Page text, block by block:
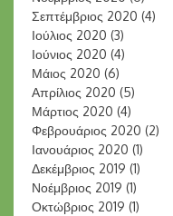
Σεπτέμβριος 2020 (4)
Ιούλιος 2020 (3)
Ιούνιος 2020 (4)
Μάιος 2020 (6)
Απρίλιος 2020 (5)
Μάρτιος 2020 (4)
Φεβρουάριος 2020 (2)
Ιανουάριος 2020 (1)
Δεκέμβριος 2019 (1)
Νοέμβριος 2019 (1)
Οκτώβριος 2019 (1)